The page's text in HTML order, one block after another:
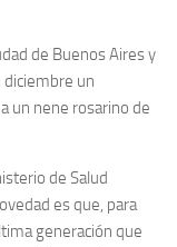
de Buenos Aires y
diciembre un
un nene rosarino de
de Salud
es que, para
generación que